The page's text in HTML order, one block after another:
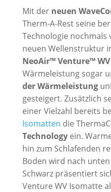
Mit der neuen
Therm-A-Rest seine
Technologie nochmals
neuen Wellenstruktur
NeoAir™ Venture™
Wärmeleistung sogar
der Wärmeleistung
gesteigert. Zusätzlich
einer Vielzahl bereits
Isomatten die
Technologyein.
hin zum Schlafenden
Boden wird nach
Schwarz präsentiert
Venture WV Isomatte